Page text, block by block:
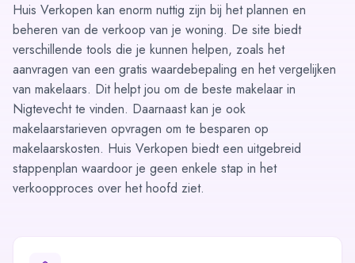
Huis Verkopen kan enorm nuttig zijn bij het plannen en
beheren van de verkoop van je woning. De site biedt
verschillende tools die je kunnen helpen, zoals het
aanvragen van een gratis waardebepaling en hetvergelijken
van makelaars. Dit helpt jou om de beste makelaar in
Nigtevecht te vinden. Daarnaast kan je ook
makelaarstarieven opvragen om te besparen op
makelaarskosten. Huis Verkopen biedt een uitgebreid
stappenplan waardoor je geen enkele stap in het
verkoopproces over het hoofd ziet.